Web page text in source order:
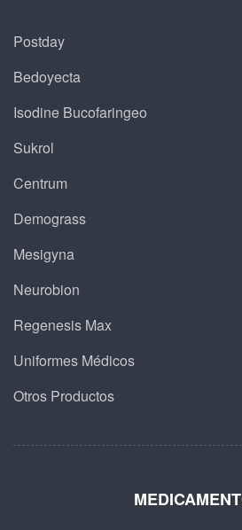
Postday
Bedoyecta
Isodine Bucofaringeo
Sukrol
Centrum
Demograss
Mesigyna
Neurobion
Regenesis Max
Uniformes Médicos
Otros Productos